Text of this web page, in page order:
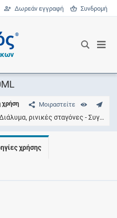
Δωρεάν εγγραφή Συνδρομή
®
Μοιραστείτε
χρήση
ρινικές σταγόνες Συγκέντρωση
χρήσης